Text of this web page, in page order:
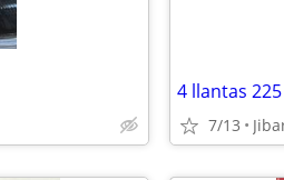
4 llantas
7/13